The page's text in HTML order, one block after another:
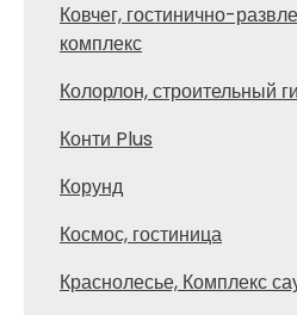
Ковчег, гостинично-
комплекс
Колорлон, строительный
Конти Plus
Корунд
Космос, гостиница
Краснолесье, Комплекс